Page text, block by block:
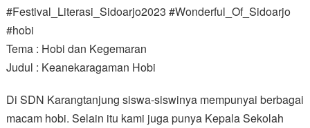
#Festival_Literasi_Sidoarjo2023 #Wonderful_Of_Sidoarjo
#hobi
Tema : Hobi dan Kegemaran
Judul : Keanekaragaman Hobi
Di SDN Karangtanjung siswa-siswinya mempunyai berbagai
macam hobi. Selain itu kami juga punya Kepala Sekolah